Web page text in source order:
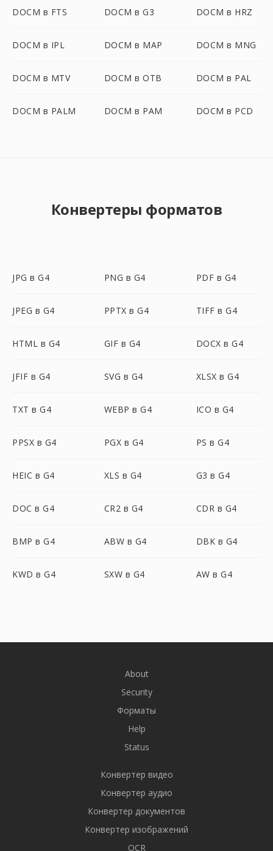
DOCM в FTS DOCM в G3 DOCM в HRZ
DOCM в IPL DOCM в MAP DOCM в MNG
DOCM в MTV DOCM в OTB DOCM в PAL
DOCM в PALM DOCM в PAM DOCM в PCD
Конвертеры форматов
JPG в G4 PNG в G4 PDF в G4
JPEG в G4 PPTX в G4 TIFF в G4
HTML в G4 GIF в G4 DOCX в G4
JFIF в G4 SVG в G4 XLSX в G4
TXT в G4 WEBP в G4 ICO в G4
PPSX в G4 PGX в G4 PS в G4
HEIC в G4 XLS в G4 G3 в G4
DOC в G4 CR2 в G4 CDR в G4
BMP в G4 ABW в G4 DBK в G4
KWD в G4 SXW в G4 AW в G4
About
Security
Форматы
Help
Status
Конвертер видео
Конвертер аудио
Конвертер документов
Конвертер изображений
OCR